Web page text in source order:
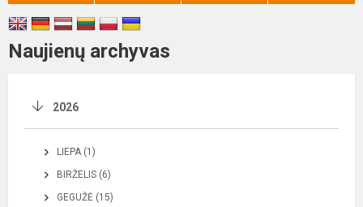
Naujienų archyvas
2026
LIEPA (1)
BIRŽELIS (6)
GEGUŽĖ (15)